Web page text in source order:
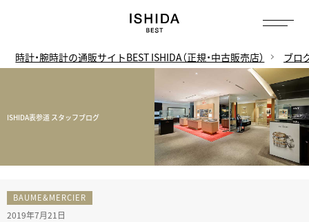
時計・腕時計の通販サイトBEST ISHIDA（正規・中古販売店） ブロ
ISHIDA表参道 スタッフブログ
BAUME&MERCIER
2019年7月21日